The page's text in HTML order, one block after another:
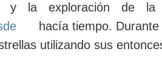
y la exploración de la
hacía tiempo.
utilizando sus